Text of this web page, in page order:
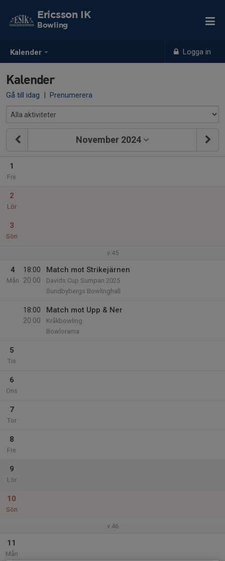
Kalender Logga in
Ericsson IK
Bowling
Kalender
Gå till idag | Prenumerera
November 2024
1
Fre
2
Lör
3
Sön
v.45
4
Mån
18:00
20:00
Match mot Strikejärnen
Davids Cup Sumpan 2025
Sundbybergs Bowlinghall
18:00
20:00
Match mot Upp & Ner
Kråkbowling
Bowlorama
5
Tis
6
Ons
7
Tor
8
Fre
9
Lör
10
Sön
v.46
11
Mån